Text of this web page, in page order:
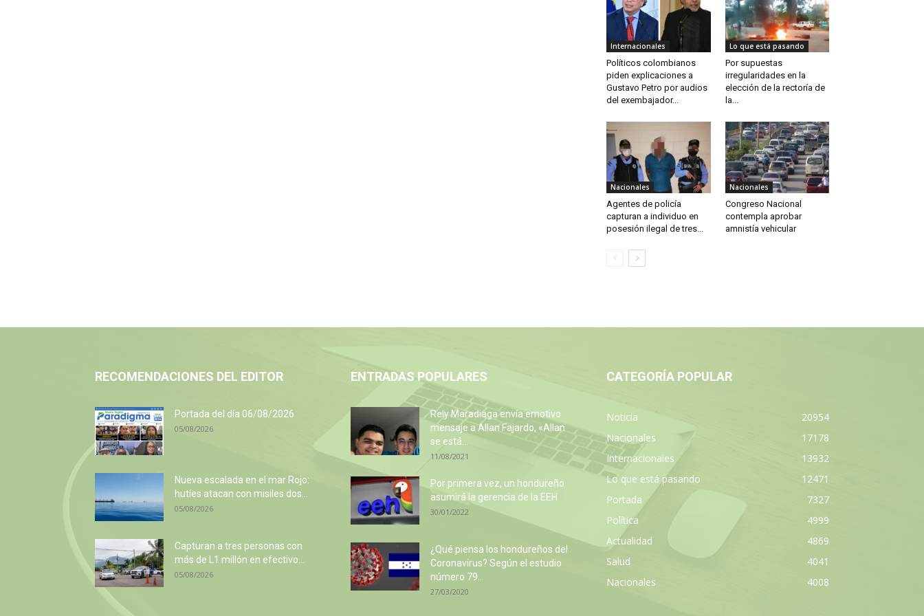
Internacionales
Políticos colombianos
piden explicaciones a
Gustavo Petro por audios
del exembajador...
Lo que está pasando
Por supuestas
irregularidades en la
elección de la rectoría de
la...
Nacionales
Agentes de policía
capturan a individuo en
posesión ilegal de tres...
Nacionales
Congreso Nacional
contempla aprobar
amnistía vehicular
RECOMENDACIONES DEL EDITOR
Portada del día 06/08/2026
05/08/2026
Nueva escalada en el mar Rojo:
hutíes atacan con misiles dos...
05/08/2026
Capturan a tres personas con
más de L1 millón en efectivo...
05/08/2026
ENTRADAS POPULARES
Rely Maradiaga envía emotivo
mensaje a Allan Fajardo, «Allan
se está...
11/08/2021
Por primera vez, un hondureño
asumirá la gerencia de la EEH
30/01/2022
¿Qué piensa los hondureños del
Coronavirus? Según el estudio
número 79...
27/03/2020
CATEGORÍA POPULAR
Noticia
20954
Nacionales
17178
Internacionales
13932
Lo que está pasando
12471
Portada
7327
Política
4999
Actualidad
4869
Salud
4041
Nacionales
4008